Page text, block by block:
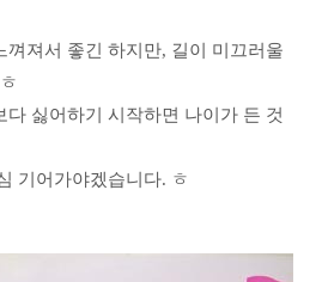
껴져서 좋긴 하지만, 길이 미끄러울
다 싫어하기 시작하면 나이가 든 것
기어가야겠습니다. ㅎ